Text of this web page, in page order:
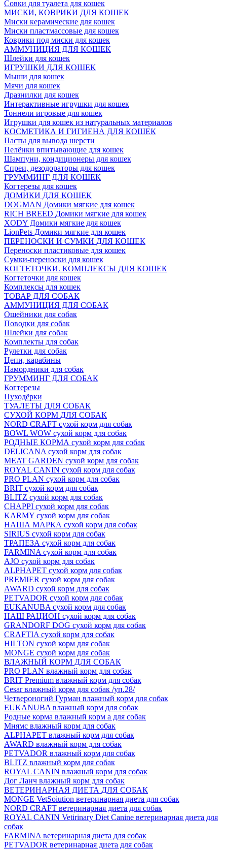
Совки для туалета для кошек
МИСКИ, КОВРИКИ ДЛЯ КОШЕК
Миски керамические для кошек
Миски пластмассовые для кошек
Коврики под миски для кошек
АММУНИЦИЯ ДЛЯ КОШЕК
Шлейки для кошек
ИГРУШКИ ДЛЯ КОШЕК
Мыши для кошек
Мячи для кошек
Дразнилки для кошек
Интерактивные игрушки для кошек
Тоннели игровые для кошек
Игрушки для кошек из натуральных материалов
КОСМЕТИКА И ГИГИЕНА ДЛЯ КОШЕК
Пасты для вывода шерсти
Пелёнки впитывающие для кошек
Шампуни, кондиционеры для кошек
Спреи, дезодораторы для кошек
ГРУММИНГ ДЛЯ КОШЕК
Когтерезы для кошек
ДОМИКИ ДЛЯ КОШЕК
DOGMAN Домики мягкие для кошек
RICH BREED Домики мягкие для кошек
XODY Домики мягкие для кошек
LionPets Домики мягкие для кошек
ПЕРЕНОСКИ И СУМКИ ДЛЯ КОШЕК
Переноски пластиковые для кошек
Сумки-переноски для кошек
КОГТЕТОЧКИ. КОМПЛЕКСЫ ДЛЯ КОШЕК
Когтеточки для кошек
Комплексы для кошек
ТОВАР ДЛЯ СОБАК
АММУНИЦИЯ ДЛЯ СОБАК
Ошейники для собак
Поводки для собак
Шлейки для собак
Комплекты для собак
Рулетки для собак
Цепи, карабины
Намордники для собак
ГРУММИНГ ДЛЯ СОБАК
Когтерезы
Пуходёрки
ТУАЛЕТЫ ДЛЯ СОБАК
СУХОЙ КОРМ ДЛЯ СОБАК
NORD CRAFT сухой корм для собак
BOWL WOW сухой корм для собак
РОДНЫЕ КОРМА сухой корм для собак
DELICANA сухой корм для собак
MEAT GARDEN сухой корм для собак
ROYAL CANIN сухой корм для собак
PRO PLAN сухой корм для собак
BRIT сухой корм для собак
BLITZ сухой корм для собак
CHAPPI сухой корм для собак
KARMY сухой корм для собак
НАША МАРКА сухой корм для собак
SIRIUS сухой корм для собак
ТРАПЕЗА сухой корм для собак
FARMINA сухой корм для собак
AJO сухой корм для собак
ALPHAPET сухой корм для собак
PREMIER сухой корм для собак
AWARD сухой корм для собак
PETVADOR сухой корм для собак
EUKANUBA сухой корм для собак
НАШ РАЦИОН сухой корм для собак
GRANDORF DOG сухой корм для собак
CRAFTIA сухой корм для собак
HILTON сухой корм для собак
MONGE сухой корм для собак
ВЛАЖНЫЙ КОРМ ДЛЯ СОБАК
PRO PLAN влажный корм для собак
BRIT Premium влажный корм для собак
Cesar влажный корм для собак /уп.28/
Четвероногий Гурман влажный корм для собак
EUKANUBA влажный корм для собак
Родные корма влажный корм а для собак
Мнямс влажный корм для собак
ALPHAPET влажный корм для собак
AWARD влажный корм для собак
PETVADOR влажный корм для собак
BLITZ влажный корм для собак
ROYAL CANIN влажный корм для собак
Дог Ланч влажный корм для собак
ВЕТЕРИНАРНАЯ ДИЕТА ДЛЯ СОБАК
MONGE VetSoiution ветеринарная диета для собак
NORD CRAFT ветеринарная диета для собак
ROYAL CANIN Vetirinary Diet Canine ветеринарная диета для
собак
FARMINA ветеринарная диета для собак
PETVADOR ветеринарная диета для собак